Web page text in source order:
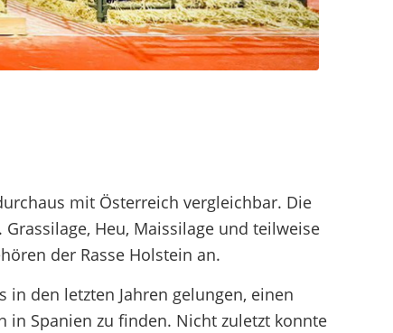
mit Österreich vergleichbar. Die
Heu, Maissilage und teilweise
der Rasse Holstein an.
den letzten Jahren gelungen, einen
in Spanien zu finden. Nicht zuletzt konnte